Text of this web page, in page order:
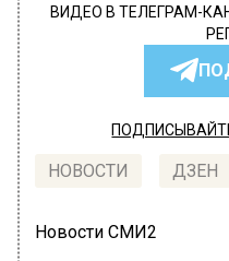
ВИДЕО В ТЕЛЕГРАМ-
НОВОСТИ ДЗЕН
Новости СМИ2